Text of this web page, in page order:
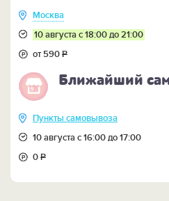
Москва
10 августа с 18:00 до 21:00
от 590Р
Ближайший
Пункты самовывоза
10 августа с 16:00 до 17:00
0Р